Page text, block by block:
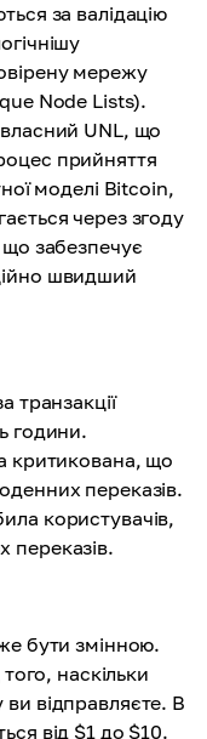
за валідацію
мережу
Node Lists).
UNL, що
прийняття
моделі Bitcoin,
через згоду
що забезпечує
швидший
транзакції
години.
критикована, що
переказів.
користувачів,
переказів.
бути змінною.
наскільки
відправляєте. В
від $1 до $10.